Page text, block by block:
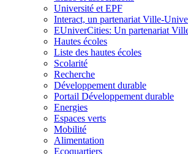
Université et EPF
Interact, un partenariat Ville-
EUniverCities: Un partenariat
Hautes écoles
Liste des hautes écoles
Scolarité
Recherche
Développement durable
Portail Développement durable
Energies
Espaces verts
Mobilité
Alimentation
Ecoquartiers